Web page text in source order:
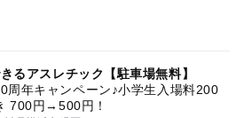
るアスレチック【駐車場無料】
周年キャンペーン♪小学生入場料200
700円→500円！